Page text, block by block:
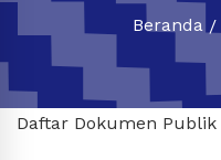
Beranda
Daftar Dokumen Publik